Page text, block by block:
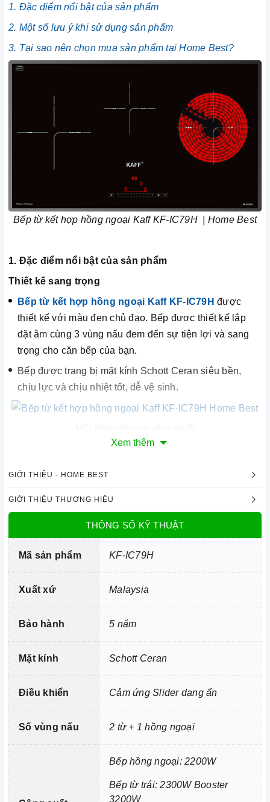
1. Đặc điểm nổi bật của sản phẩm
2. Một số lưu ý khi sử dụng sản phẩm
3. Tại sao nên chọn mua sản phẩm tại Home Best?
Bếp từ kết hợp hồng ngoại Kaff KF-IC79H | Home Best
1. Đặc điểm nổi bật của sản phẩm
Thiết kế sang trọng
Bếp từ kết hợp hồng ngoại Kaff KF-IC79H được
thiết kế với màu đen chủ đạo. Bếp được thiết kế lắp
đặt âm cùng 3 vùng nấu đem đến sự tiện lợi và sang
trọng cho căn bếp của bạn.
Bếp được trang bị mặt kính Schott Ceran siêu bền,
chịu lực và chịu nhiệt tốt, dễ vệ sinh.
Bo mạch IGBT SIMENS Made in Germany
Công nghệ biến tần INVERTER tiết kiệm 40% điện
Trang bị 9 dải công suất nấu.
Công nghệ hiện đại
Tính năng vượt trội
Chức năng Khóa trẻ em:
Tránh trường hợp trẻ nghịch
ngợm bấm lung tung làm thay đổi chương trình nấu
Xem thêm
GIỚI THIỆU - HOME BEST
GIỚI THIỆU THƯƠNG HIỆU
THÔNG SỐ KỸ THUẬT
Mã sản phẩm KF-IC79H
Xuất xứ Malaysia
Bảo hành 5 năm
Mặt kính Schott Ceran
Điều khiển Cảm ứng Slider dạng ẩn
Số vùng nấu 2 từ + 1 hồng ngoại
Bếp hồng ngoại: 2200W
Bếp từ trái: 2300W Booster
3200W